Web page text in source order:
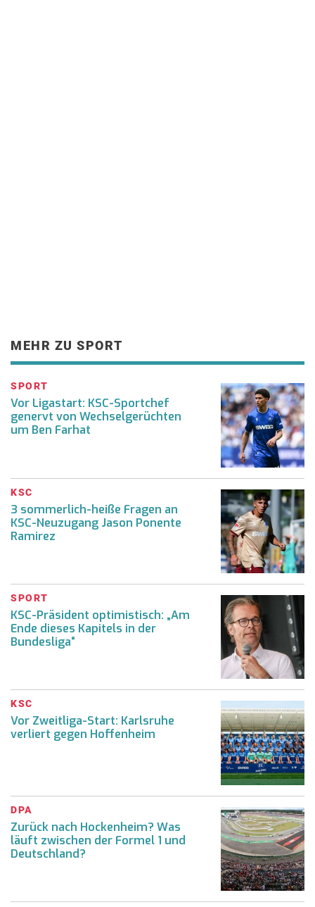
MEHR ZU SPORT
SPORT
Vor Ligastart: KSC-Sportchef
genervt von Wechselgerüchten
um Ben Farhat
KSC
3 sommerlich-heiße Fragen an
KSC-Neuzugang Jason Ponente
Ramirez
SPORT
KSC-Präsident optimistisch: „Am
Ende dieses Kapitels in der
Bundesliga“
KSC
Vor Zweitliga-Start: Karlsruhe
verliert gegen Hoffenheim
DPA
Zurück nach Hockenheim? Was
läuft zwischen der Formel 1 und
Deutschland?